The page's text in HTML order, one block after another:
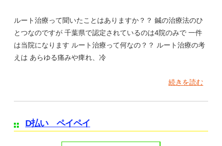
ルート治療って聞いたことはありますか？？ 鍼の治療法のひ
とつなのですが 千葉県で認定されているのは4院のみで 一件
は当院になります ルート治療って何なの？？ ルート治療の考
えは あらゆる痛みや痺れ、冷
続きを読む
D払い ペイペイ